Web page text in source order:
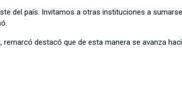
del país. Invitamos a otras instituciones a
destacó que de esta manera se avanza